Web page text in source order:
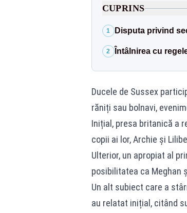
CUPRINS
1 Disputa privind
2 Întâlnirea cu
Ducele de Sussex
răniți sau bolnavi,
Inițial, presa britanică a
copii ai lor, Archie și
Ulterior, un apropiat al
posibilitatea ca Meghan
Un alt subiect care a
au relatat inițial, citând